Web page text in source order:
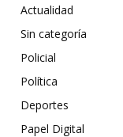
Actualidad
Sin categoría
Policial
Política
Deportes
Papel Digital